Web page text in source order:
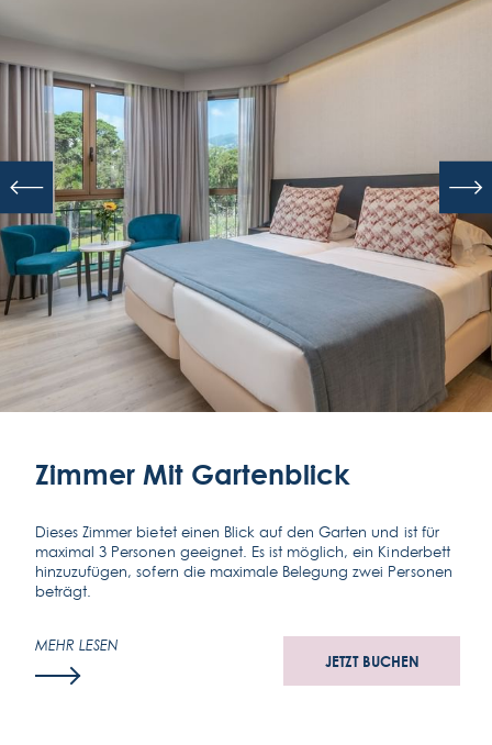
Zimmer Mit Gartenblick
Dieses Zimmer bietet einen Blick auf den Garten und ist für
maximal 3 Personen geeignet. Es ist möglich, ein Kinderbett
hinzuzufügen, sofern die maximale Belegung zwei Personen
beträgt.
MEHR LESEN
JETZT BUCHEN